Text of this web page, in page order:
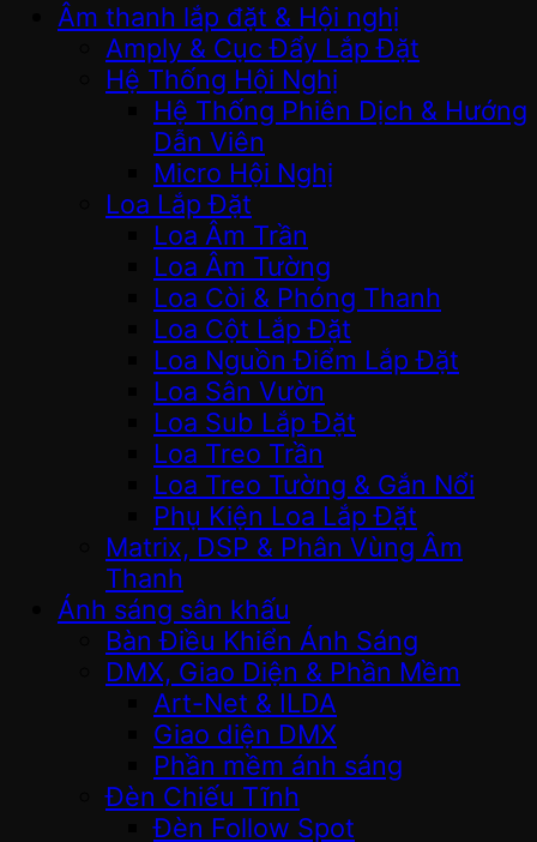
Âm thanh lắp đặt & Hội nghị
Amply & Cục Đẩy Lắp Đặt
Hệ Thống Hội Nghị
Hệ Thống Phiên Dịch & Hướng
Dẫn Viên
Micro Hội Nghị
Loa Lắp Đặt
Loa Âm Trần
Loa Âm Tường
Loa Còi & Phóng Thanh
Loa Cột Lắp Đặt
Loa Nguồn Điểm Lắp Đặt
Loa Sân Vườn
Loa Sub Lắp Đặt
Loa Treo Trần
Loa Treo Tường & Gắn Nổi
Phụ Kiện Loa Lắp Đặt
Matrix, DSP & Phân Vùng Âm
Thanh
Ánh sáng sân khấu
Bàn Điều Khiển Ánh Sáng
DMX, Giao Diện & Phần Mềm
Art-Net & ILDA
Giao diện DMX
Phần mềm ánh sáng
Đèn Chiếu Tĩnh
Đèn Follow Spot